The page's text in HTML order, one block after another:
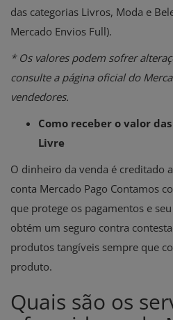
das categorias Livros, Moda e
Mercado Envios Full).
* Os valores podem sofrer
consulte a página oficial do
vendedores.
Como receber o valor
Livre
O dinheiro da venda é creditado
conta Mercado Pago Contamos
que protege os pagamentos e
obtém um seguro contra
produtos tangíveis sempre que
produto.
Quais são os